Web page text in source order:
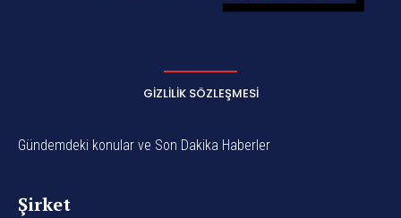
GIZLILIK SÖZLEŞMESI
Gündemdeki konular ve Son Dakika Haberler
Şirket